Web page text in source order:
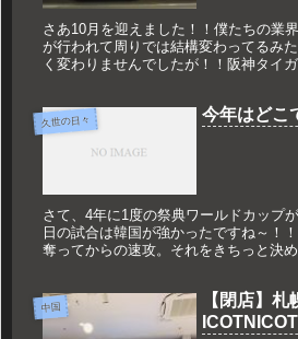
さあ10月を迎えました！！僕たちの業
が行われて周りでは結構変わってるみ
く変わりませんでしたが！！阪神タイ
久世の日々 今年はどこ
さて、4年に1度の祭典ワールドカップ
日の試合は韓国が強かったですね～！
奪ってからの速攻。それをきちっと決
中国
【閉店】